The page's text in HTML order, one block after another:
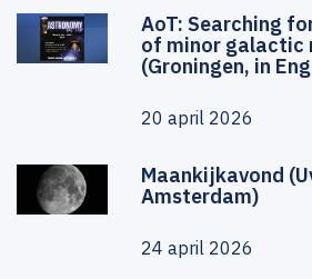
AoT: Searching
of minor galactic
(Groningen, in
20 april 2026
Maankijkavond
Amsterdam)
24 april 2026